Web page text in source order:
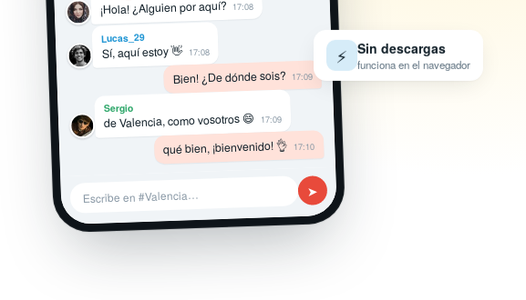
¡Hola! ¿Alguien por aquí? 17:08
Lucas_29
Sí, aquí estoy 👋 17:08
Bien! ¿De dónde sois? 17:09
Sergio
de Valencia, como vosotros 😄 17:09
qué bien, ¡bienvenido! 👌 17:10
Escribe en #Valencia… ➤
⚡ Sin descargas
funciona en el navegador